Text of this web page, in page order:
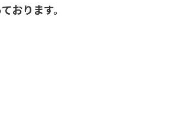
おります。